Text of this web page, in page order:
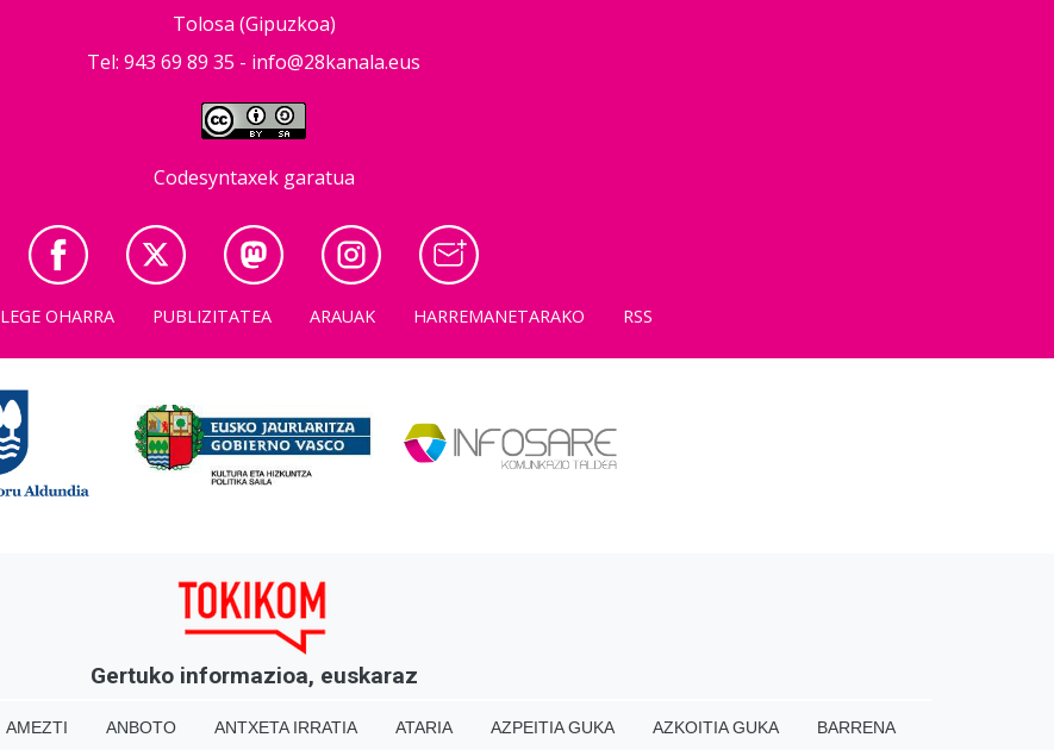
Tolosa (Gipuzkoa)
Tel: 943 69 89 35 - info@28kanala.eus
Codesyntaxek garatua
LEGE OHARRA PUBLIZITATEA ARAUAK HARREMANETARAKO RSS
Gertuko informazioa, euskaraz
AMEZTI ANBOTO ANTXETA IRRATIA ATARIA AZPEITIA GUKA AZKOITIA GUKA BARRENA